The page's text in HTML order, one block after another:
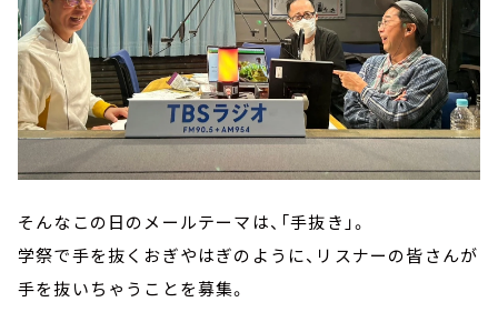
そんなこの日のメールテーマは、「手抜き」。
学祭で手を抜くおぎやはぎのように、リスナーの皆さんが
手を抜いちゃうことを募集。